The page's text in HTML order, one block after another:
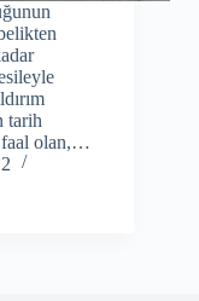
tarih
faal olan,…